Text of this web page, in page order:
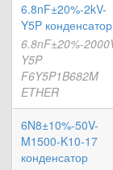
6.8nF±20%-2kV-
Y5P конденсатор
6.8nF±20%-
Y5P
F6Y5P1B682M
ETHER
6N8±10%-50V-
M1500-K10-17
конденсатор